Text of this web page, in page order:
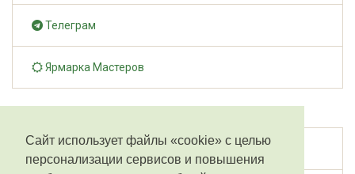
Сайт использует файлы «cookie» с целью
персонализации сервисов и повышения
Телеграм
Ярмарка Мастеров
Производители